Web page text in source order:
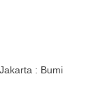
: Bumi